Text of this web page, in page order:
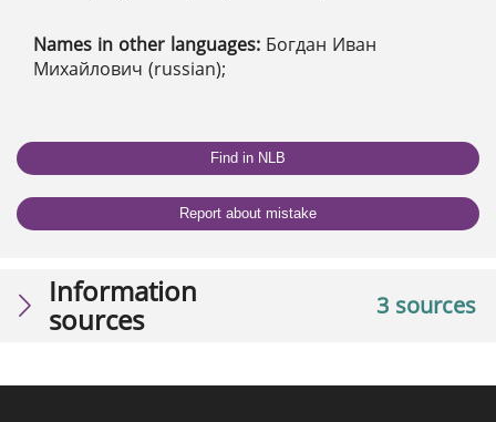
Names in other languages: Богдан Иван
Михайлович (russian);
Find in NLB
Report about mistake
3 sources
Information
sources